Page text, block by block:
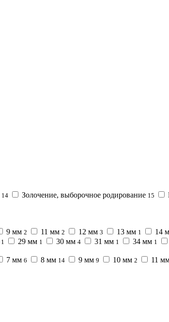
14 Золочение, выборочное родирование 15
9 мм 2 11 мм 2 12 мм 3 13 мм 1 14
1 29 мм 1 30 мм 4 31 мм 1 34 мм 1
7 мм 6 8 мм 14 9 мм 9 10 мм 2 11